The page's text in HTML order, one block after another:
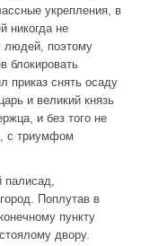
укрепления, в
никогда не
людей, поэтому
блокировать
приказ снять осаду
и великий князь
и без того не
с триумфом
палисад,
Поплутав в
пункту
двору.